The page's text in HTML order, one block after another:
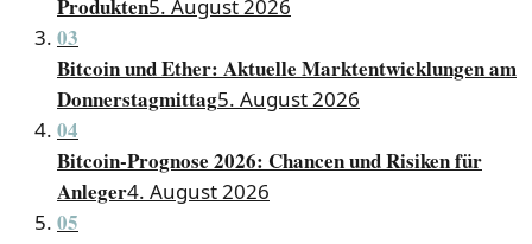
Produkten5. August 2026
03
Bitcoin und Ether: Aktuelle Marktentwicklungen am
Donnerstagmittag5. August 2026
04
Bitcoin-Prognose 2026: Chancen und Risiken für
Anleger4. August 2026
05